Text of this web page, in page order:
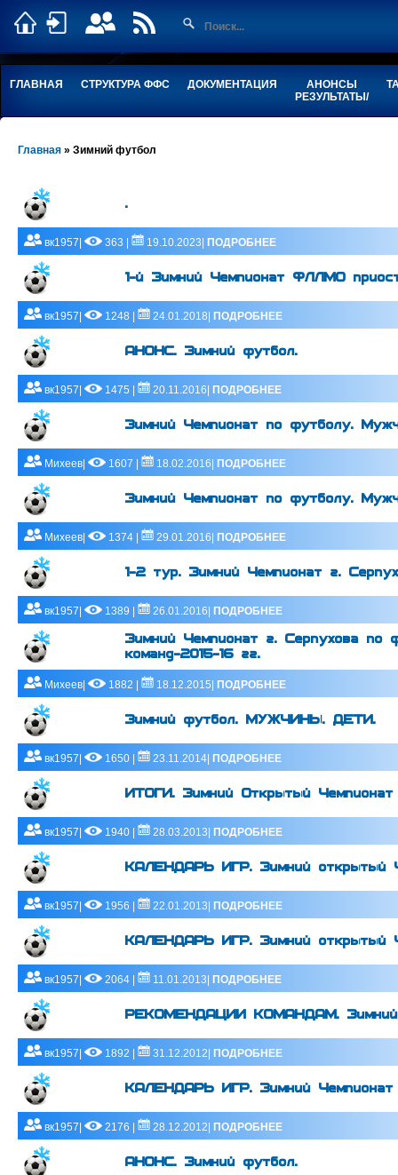
ГЛАВНАЯ СТРУКТУРА ФФС ДОКУМЕНТАЦИЯ
АНОНСЫ
РЕЗУЛЬТАТЫ/
Главная » Зимний футбол
.
вк1957| 363 | 19.10.2023| ПОДРОБНЕЕ
1-й Зимний Чемпионат ФЛЛМО
вк1957| 1248 | 24.01.2018| ПОДРОБНЕЕ
АНОНС. Зимний футбол.
вк1957| 1475 | 20.11.2016| ПОДРОБНЕЕ
Зимний Чемпионат по футболу.
Михеев| 1607 | 18.02.2016| ПОДРОБНЕЕ
Зимний Чемпионат по футболу.
Михеев| 1374 | 29.01.2016| ПОДРОБНЕЕ
1-2 тур. Зимний Чемпионат г.
вк1957| 1389 | 26.01.2016| ПОДРОБНЕЕ
Зимний Чемпионат г. Серпухова по
команд-2015-16 гг.
Михеев| 1882 | 18.12.2015| ПОДРОБНЕЕ
Зимний футбол. МУЖЧИНЫ. ДЕТИ.
вк1957| 1650 | 23.11.2014| ПОДРОБНЕЕ
ИТОГИ. Зимний Открытый Чемпионат
вк1957| 1940 | 28.03.2013| ПОДРОБНЕЕ
КАЛЕНДАРЬ ИГР. Зимний открытый
вк1957| 1956 | 22.01.2013| ПОДРОБНЕЕ
КАЛЕНДАРЬ ИГР. Зимний открытый
вк1957| 2064 | 11.01.2013| ПОДРОБНЕЕ
РЕКОМЕНДАЦИИ КОМАНДАМ. Зимний
вк1957| 1892 | 31.12.2012| ПОДРОБНЕЕ
КАЛЕНДАРЬ ИГР. Зимний Чемпионат
вк1957| 2176 | 28.12.2012| ПОДРОБНЕЕ
АНОНС. Зимний футбол.